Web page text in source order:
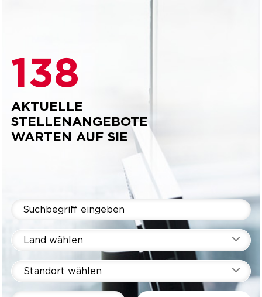
138
AKTUELLE
STELLENANGEBOTE
WARTEN AUF SIE
Land wählen
Standort wählen